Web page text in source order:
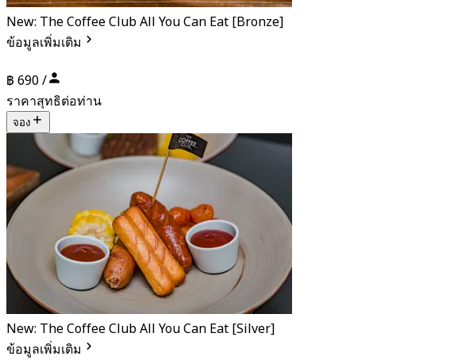
New: The Coffee Club All You Can Eat [Bronze]
ข้อมูลเพิ่มเติม
฿ 690 /
ราคาสุทธิต่อท่าน
จอง
New: The Coffee Club All You Can Eat [Silver]
ข้อมูลเพิ่มเติม